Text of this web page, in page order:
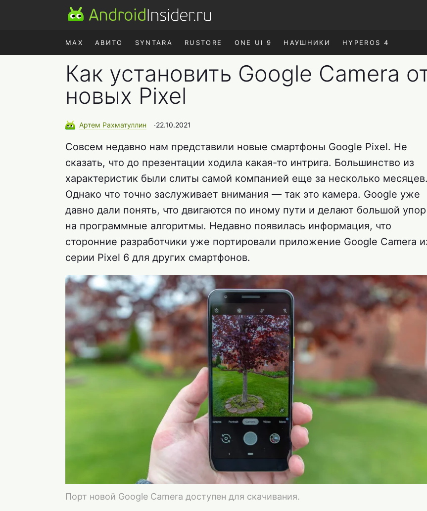
MAX АВИТО SYNTARA RUSTORE ONE UI 9 НАУШНИКИ HYPEROS 4
Как установить Google Camera
новых Pixel
Артем Рахматуллин ∙22.10.2021
Совсем недавно нам представили новые смартфоны Google Pixel. Не
сказать, что до презентации ходила какая-то интрига. Большинство из
характеристик были слиты самой компанией еще за несколько месяцев.
Однако что точно заслуживает внимания — так это камера. Google уже
давно дали понять, что двигаются по иному пути и делают большой упор
на программные алгоритмы. Недавно появилась информация, что
сторонние разработчики уже портировали приложение Google Camera
серии Pixel 6 для других смартфонов.
Порт новой Google Camera доступен для скачивания.